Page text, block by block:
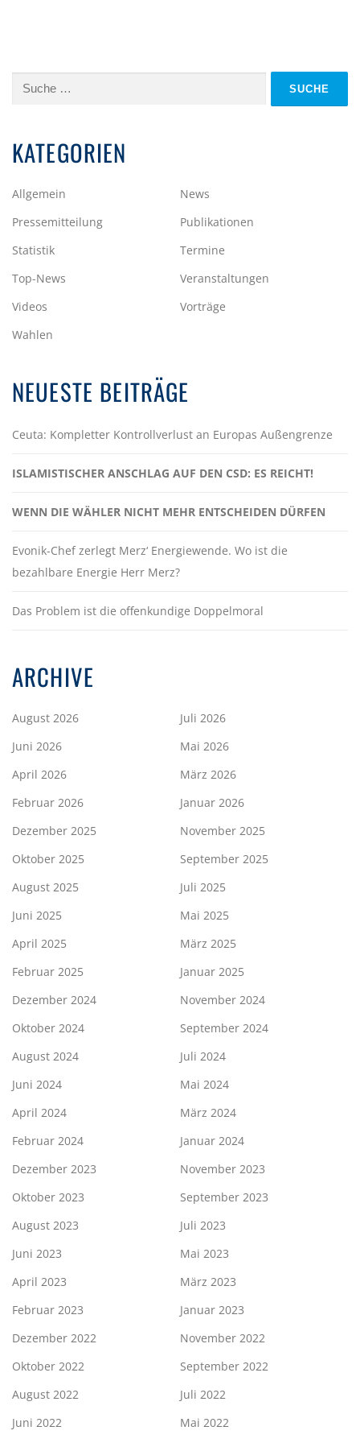
Suche
KATEGORIEN
Allgemein
News
Pressemitteilung
Publikationen
Statistik
Termine
Top-News
Veranstaltungen
Videos
Vorträge
Wahlen
NEUESTE BEITRÄGE
Ceuta: Kompletter Kontrollverlust an Europas Außengrenze
ISLAMISTISCHER ANSCHLAG AUF DEN CSD: ES REICHT!
WENN DIE WÄHLER NICHT MEHR ENTSCHEIDEN DÜRFEN
Evonik-Chef zerlegt Merz‘ Energiewende. Wo ist die
bezahlbare Energie Herr Merz?
Das Problem ist die offenkundige Doppelmoral
ARCHIVE
August 2026
Juli 2026
Juni 2026
Mai 2026
April 2026
März 2026
Februar 2026
Januar 2026
Dezember 2025
November 2025
Oktober 2025
September 2025
August 2025
Juli 2025
Juni 2025
Mai 2025
April 2025
März 2025
Februar 2025
Januar 2025
Dezember 2024
November 2024
Oktober 2024
September 2024
August 2024
Juli 2024
Juni 2024
Mai 2024
April 2024
März 2024
Februar 2024
Januar 2024
Dezember 2023
November 2023
Oktober 2023
September 2023
August 2023
Juli 2023
Juni 2023
Mai 2023
April 2023
März 2023
Februar 2023
Januar 2023
Dezember 2022
November 2022
Oktober 2022
September 2022
August 2022
Juli 2022
Juni 2022
Mai 2022